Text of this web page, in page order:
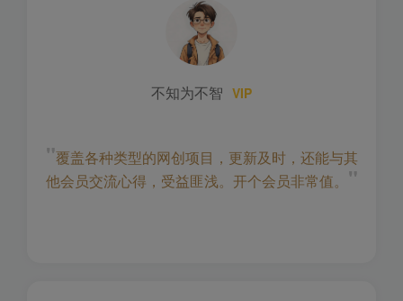
不知为不智 VIP
"覆盖各种类型的网创项目，更新及时，还能与其
他会员交流心得，受益匪浅。开个会员非常值。 "